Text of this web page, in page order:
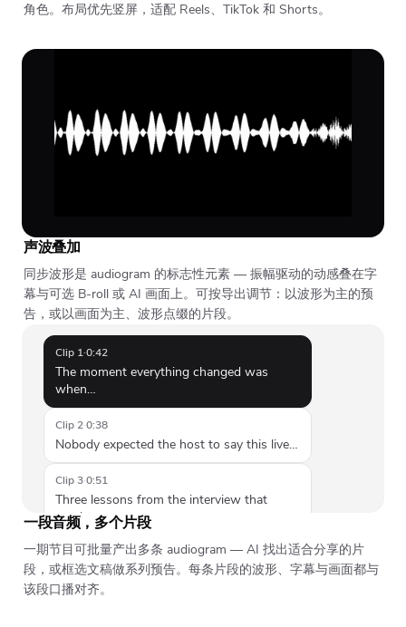
角色。布局优先竖屏，适配 Reels、TikTok 和 Shorts。
声波叠加
同步波形是 audiogram 的标志性元素 — 振幅驱动的动感叠在字
幕与可选 B-roll 或 AI 画面上。可按导出调节：以波形为主的预
告，或以画面为主、波形点缀的片段。
Clip 1·0:42
The moment everything changed was
when…
Clip 2·0:38
Nobody expected the host to say this live…
Clip 3·0:51
Three lessons from the interview that
stuck…
一段音频，多个片段
一期节目可批量产出多条 audiogram — AI 找出适合分享的片
段，或框选文稿做系列预告。每条片段的波形、字幕与画面都与
该段口播对齐。